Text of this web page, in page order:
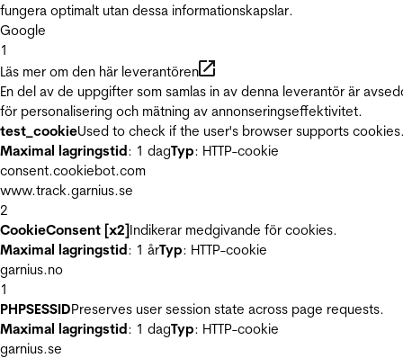
fungera optimalt utan dessa informationskapslar.
Google
1
Läs mer om den här leverantören
En del av de uppgifter som samlas in av denna leverantör är
för personalisering och mätning av annonseringseffektivitet.
test_cookieUsed to check if the user's browser supports
Maximal lagringstid: 1 dagTyp: HTTP-cookie
consent.cookiebot.com
www.track.garnius.se
2
CookieConsent [x2]Indikerar medgivande för cookies.
Maximal lagringstid: 1 årTyp: HTTP-cookie
garnius.no
1
PHPSESSIDPreserves user session state across page requests.
Maximal lagringstid: 1 dagTyp: HTTP-cookie
garnius.se